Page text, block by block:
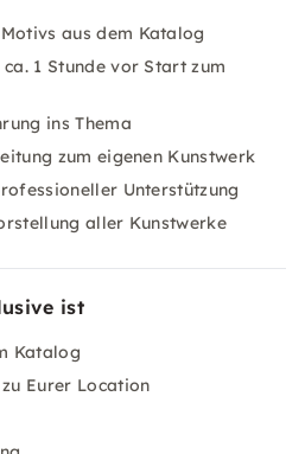
aus dem Katalog
1 Stunde vor Start zum
ins Thema
zum eigenen Kunstwerk
Unterstützung
aller Kunstwerke
ist
Katalog
Eurer Location